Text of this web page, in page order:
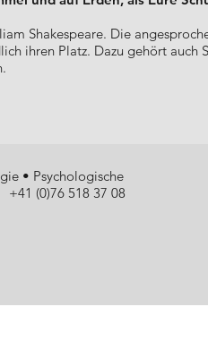
Shakespeare. Die
ihren Platz. Dazu gehört auch
• Psychologische
(0)76 518 37 08